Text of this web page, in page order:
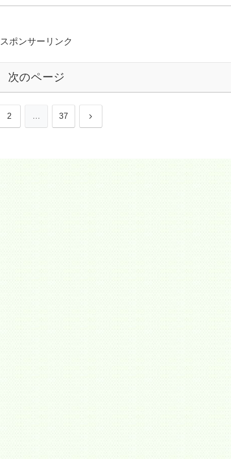
スポンサーリンク
次のページ
2 … 37 次